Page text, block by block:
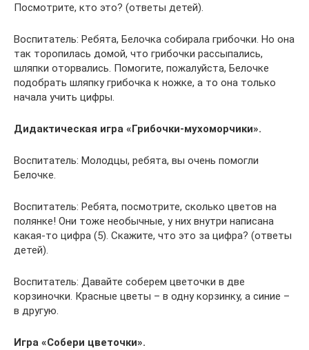
Посмотрите, кто это? (ответы детей).
Воспитатель: Ребята, Белочка собирала грибочки. Но она
так торопилась домой, что грибочки рассыпались,
шляпки оторвались. Помогите, пожалуйста, Белочке
подобрать шляпку грибочка к ножке, а то она только
начала учить цифры.
Дидактическая игра «Грибочки-мухоморчики».
Воспитатель: Молодцы, ребята, вы очень помогли
Белочке.
Воспитатель: Ребята, посмотрите, сколько цветов на
полянке! Они тоже необычные, у них внутри написана
какая-то цифра (5). Скажите, что это за цифра? (ответы
детей).
Воспитатель: Давайте соберем цветочки в две
корзиночки. Красные цветы – в одну корзинку, а синие –
в другую.
Игра «Собери цветочки».